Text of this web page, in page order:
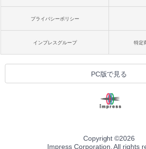
プライバシーポリシー
インプレスグループ 特定
PC版で見る
Copyright ©2026
Impress Corporation. All rights